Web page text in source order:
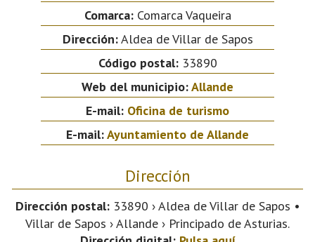
Comarca:Comarca Vaqueira
Dirección:Aldea de Villar de Sapos
Código postal:33890
Web del municipio:Allande
E-mail: Oficina de turismo
E-mail:Ayuntamiento de Allande
Dirección
Dirección postal:33890 › Aldea de Villar de Sapos •
Villar de Sapos › Allande › Principado de Asturias.